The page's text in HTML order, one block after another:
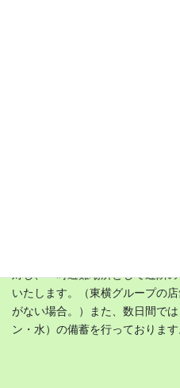
対し、一時避難場所として近隣
いたします。（東横グループの
がない場合。）また、数日間で
ン・水）の備蓄を行っております